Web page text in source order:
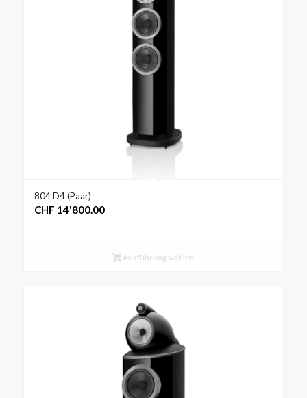
804 D4 (Paar)
CHF 14'800.00
Ausführung wählen